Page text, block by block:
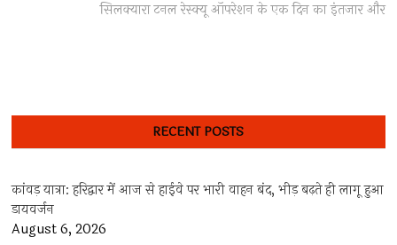
post:
सिलक्यारा टनल रेस्क्यू ऑपरेशन के एक दिन का इंतजार और
RECENT POSTS
कांवड़ यात्रा: हरिद्वार में आज से हाईवे पर भारी वाहन बंद, भीड़ बढ़ते ही लागू हुआ
डायवर्जन
August 6, 2026